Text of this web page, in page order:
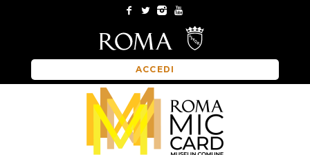
ACCEDI